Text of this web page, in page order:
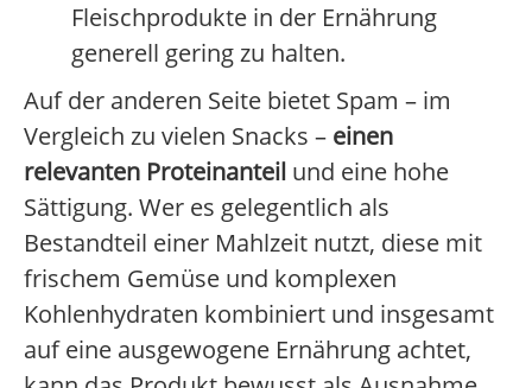
Fleischprodukte in der Ernährung
generell gering zu halten.
Auf der anderen Seite bietet Spam – im
Vergleich zu vielen Snacks – einen
relevanten Proteinanteil und eine hohe
Sättigung. Wer es gelegentlich als
Bestandteil einer Mahlzeit nutzt, diese mit
frischem Gemüse und komplexen
Kohlenhydraten kombiniert und insgesamt
auf eine ausgewogene Ernährung achtet,